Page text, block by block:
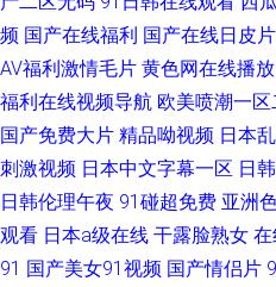
频 国产在线福利 国产在线日皮片
AV福利激情毛片 黄色网在线播放
福利在线视频导航 欧美喷潮一区
国产免费大片 精品呦视频 日本
刺激视频 日本中文字幕一区 日
日韩伦理午夜 91碰超免费 亚洲
观看 日本a级在线 干露脸熟女
91 国产美女91视频 国产情侣片